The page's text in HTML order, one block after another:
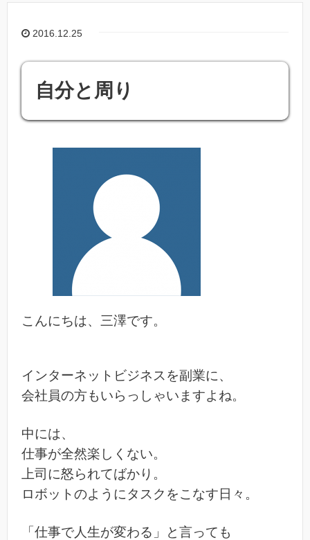
2016.12.25
自分と周り
こんにちは、三澤です。
インターネットビジネスを副業に、
会社員の方もいらっしゃいますよね。
中には、
仕事が全然楽しくない。
上司に怒られてばかり。
ロボットのようにタスクをこなす日々。
「仕事で人生が変わる」と言っても